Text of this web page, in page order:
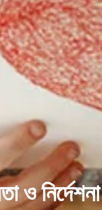
ও নির্দেশনা